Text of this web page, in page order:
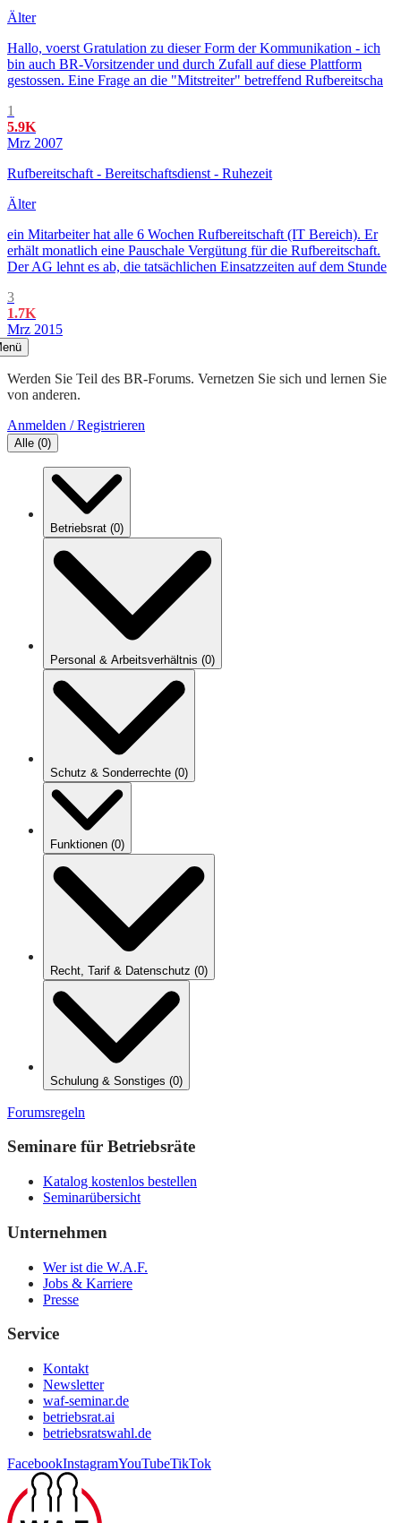
Älter
Hallo, voerst Gratulation zu dieser Form der Kommunikation - ich
bin auch BR-Vorsitzender und durch Zufall auf diese Plattform
gestossen. Eine Frage an die "Mitstreiter" betreffend Rufbereitscha
1
5.9K
Mrz 2007
Rufbereitschaft - Bereitschaftsdienst - Ruhezeit
Älter
ein Mitarbeiter hat alle 6 Wochen Rufbereitschaft (IT Bereich). Er
erhält monatlich eine Pauschale Vergütung für die Rufbereitschaft.
Der AG lehnt es ab, die tatsächlichen Einsatzzeiten auf dem Stunde
3
1.7K
Mrz 2015
Werden Sie Teil des BR-Forums. Vernetzen Sie sich und lernen Sie
von anderen.
Anmelden / Registrieren
Alle (0)
Betriebsrat (0)
Personal & Arbeitsverhältnis (0)
Schutz & Sonderrechte (0)
Funktionen (0)
Recht, Tarif & Datenschutz (0)
Schulung & Sonstiges (0)
Forumsregeln
Seminare für Betriebsräte
Katalog kostenlos bestellen
Seminarübersicht
Unternehmen
Wer ist die W.A.F.
Jobs & Karriere
Presse
Service
Kontakt
Newsletter
waf-seminar.de
betriebsrat.ai
betriebsratswahl.de
FacebookInstagramYouTubeTikTok